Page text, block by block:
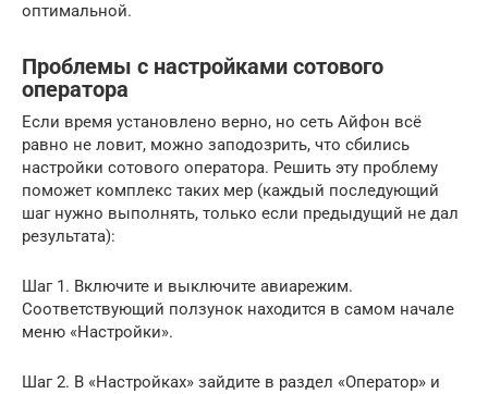
оптимальной.
Проблемы с настройками сотового
оператора
Если время установлено верно, но сеть Айфон всё
равно не ловит, можно заподозрить, что сбились
настройки сотового оператора. Решить эту проблему
поможет комплекс таких мер (каждый последующий
шаг нужно выполнять, только если предыдущий не дал
результата):
Шаг 1. Включите и выключите авиарежим.
Соответствующий ползунок находится в самом начале
меню «Настройки».
Шаг 2. В «Настройках» зайдите в раздел «Оператор» и